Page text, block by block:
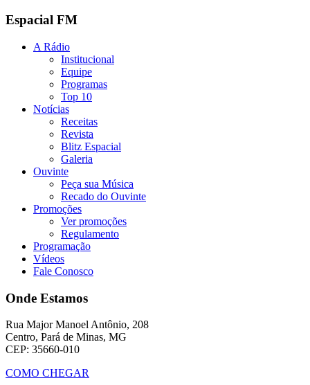
Espacial FM
A Rádio
Institucional
Equipe
Programas
Top 10
Notícias
Receitas
Revista
Blitz Espacial
Galeria
Ouvinte
Peça sua Música
Recado do Ouvinte
Promoções
Ver promoções
Regulamento
Programação
Vídeos
Fale Conosco
Onde Estamos
Rua Major Manoel Antônio, 208
Centro, Pará de Minas, MG
CEP: 35660-010
COMO CHEGAR